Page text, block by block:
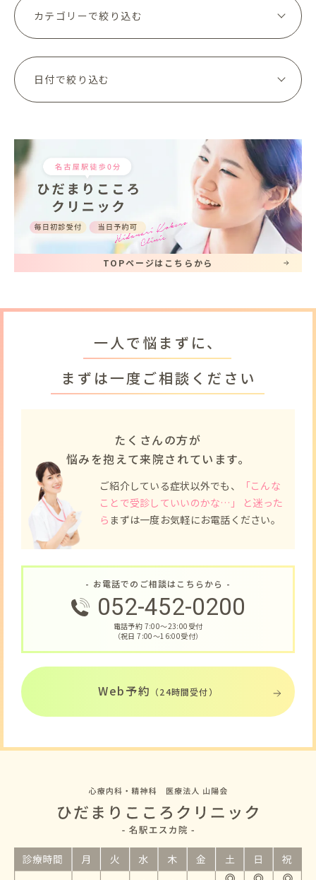
TOPページはこちらから
一人で悩まずに、
まずは一度ご相談ください
たくさんの方が
悩みを抱えて来院されています。
ご紹介している症状以外でも、
「こんな
ことで受診していいのかな…」 と迷った
ら まずは一度お気軽にお電話ください。
- お電話でのご相談はこちらから -
052-452-0200
電話予約 7:00〜23:00受付
（祝日 7:00〜16:00受付）
Web予約 （24時間受付）